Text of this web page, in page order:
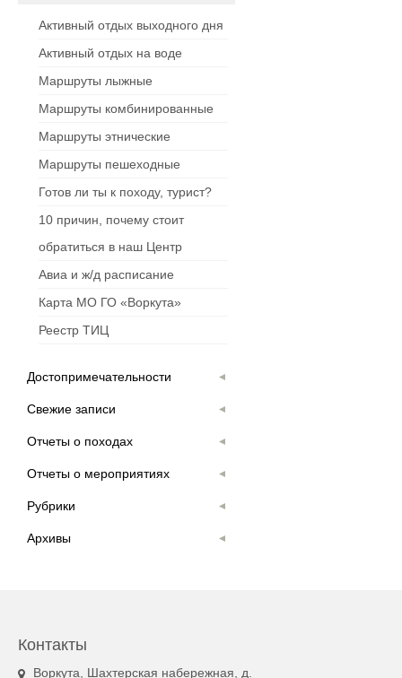
Активный отдых выходного дня
Активный отдых на воде
Маршруты лыжные
Маршруты комбинированные
Маршруты этнические
Маршруты пешеходные
Готов ли ты к походу, турист?
10 причин, почему стоит
обратиться в наш Центр
Авиа и ж/д расписание
Карта МО ГО «Воркута»
Реестр ТИЦ
Достопримечательности
Свежие записи
Отчеты о походах
Отчеты о мероприятиях
Рубрики
Архивы
Контакты
Воркута, Шахтерская набережная, д.